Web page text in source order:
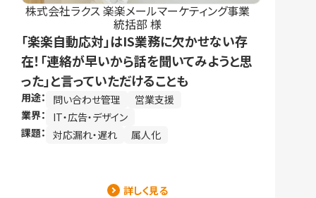
株式会社ラクス 楽楽メールマーケティング事業
統括部 様
「楽楽自動応対」はIS業務に欠かせない存
在！「連絡が早いから話を聞いてみようと思
った」と言っていただけることも
用途： 問い合わせ管理
営業支援
業界：
IT・広告・デザイン
課題： 対応漏れ・遅れ 属人化
詳しく見る